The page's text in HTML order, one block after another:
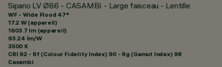
Sipario LV Ø86 - CASAMBI - Large faisceau - Lentille
WF - Wide Flood 47°
17.2 W (appareil)
1603.7 lm (appareil)
93.24 lm/W
3500 K
CRI 92 - Rf (Colour Fidelity Index) 90 - Rg (Gamut Index) 98
Casambi